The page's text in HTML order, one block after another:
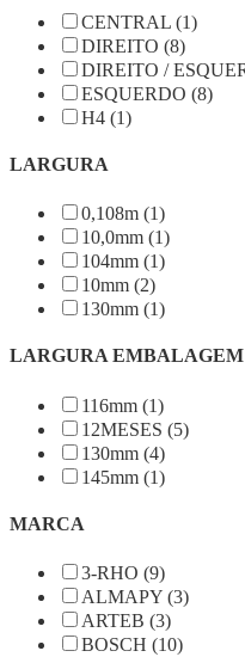
CENTRAL (1)
DIREITO (8)
DIREITO /
ESQUERDO (8)
H4 (1)
LARGURA
0,108m (1)
10,0mm (1)
104mm (1)
10mm (2)
130mm (1)
LARGURA EMBALAGEM
116mm (1)
12MESES (5)
130mm (4)
145mm (1)
MARCA
3-RHO (9)
ALMAPY (3)
ARTEB (3)
BOSCH (10)